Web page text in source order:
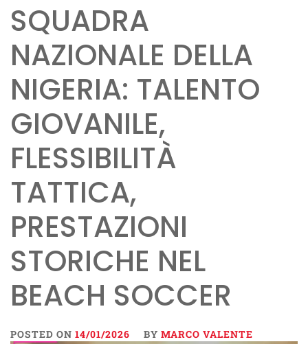
SQUADRA
NAZIONALE DELLA
NIGERIA: TALENTO
GIOVANILE,
FLESSIBILITÀ
TATTICA,
PRESTAZIONI
STORICHE NEL
BEACH SOCCER
POSTED ON 14/01/2026 BY MARCO VALENTE